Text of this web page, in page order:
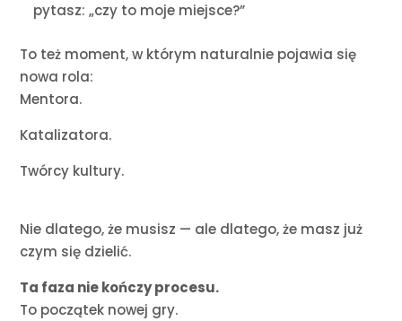
pytasz: „czy to moje miejsce?”
To też moment, w którym naturalnie pojawia się
nowa rola:
Mentora.
Katalizatora.
Twórcy kultury.
Nie dlatego, że musisz — ale dlatego, że masz już
czym się dzielić.
Ta faza nie kończy procesu.
To początek nowej gry.